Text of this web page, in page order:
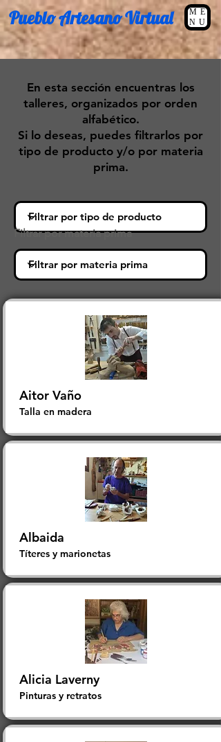
Pueblo Artesano Virtual
ME
NU
En esta sección encuentras los
talleres, organizados por orden
alfabético.
Si lo deseas, puedes filtrarlos por
tipo de producto y/o por materia
prima.
Filtrar por materia prima
Aitor Vaño
Talla en madera
Albaida
Títeres y marionetas
Alicia Laverny
Pinturas y retratos